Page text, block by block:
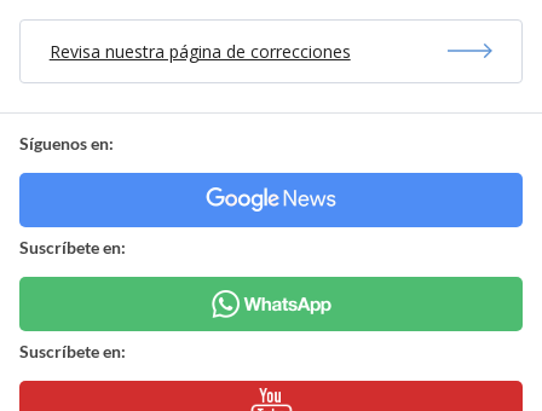
Revisa nuestra página de correcciones
Síguenos en:
Suscríbete en:
Suscríbete en: